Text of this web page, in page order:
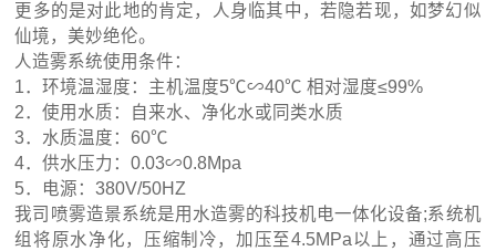
更多的是对此地的肯定，人身临其中，若隐若现，如梦幻似
仙境，美妙绝伦。
人造雾系统使用条件：
1．环境温湿度：主机温度5℃∽40℃ 相对湿度≤99%
2．使用水质：自来水、净化水或同类水质
3．水质温度：60℃
4．供水压力：0.03∽0.8Mpa
5．电源：380V/50HZ
我司喷雾造景系统是用水造雾的科技机电一体化设备;系统机
组将原水净化，压缩制冷，加压至4.5MPa以上，通过高压